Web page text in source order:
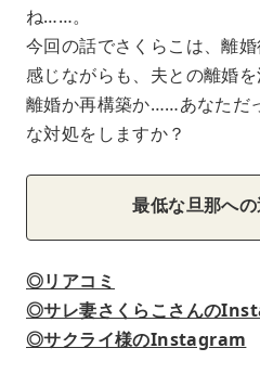
ね……。
今回の話でさくらこは、離
感じながらも、夫との離婚を
離婚か再構築か……あなただ
な対処をしますか？
最低な旦那への
◎リアコミ
◎サレ妻さくらこさんの
◎サクライ様のInstagram